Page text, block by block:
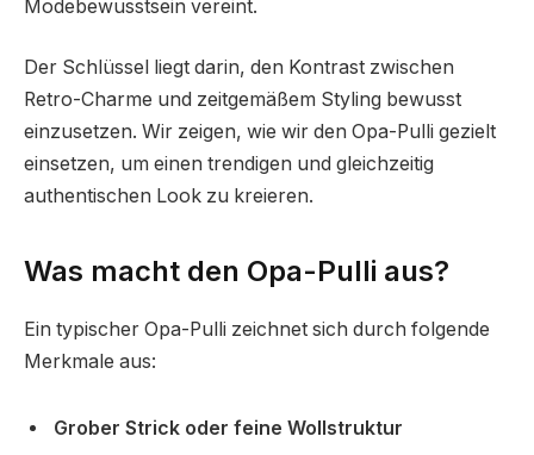
Modebewusstsein vereint.
Der Schlüssel liegt darin, den Kontrast zwischen
Retro-Charme und zeitgemäßem Styling bewusst
einzusetzen. Wir zeigen, wie wir den Opa-Pulli gezielt
einsetzen, um einen trendigen und gleichzeitig
authentischen Look zu kreieren.
Was macht den Opa-Pulli aus?
Ein typischer Opa-Pulli zeichnet sich durch folgende
Merkmale aus:
Grober Strick oder feine Wollstruktur